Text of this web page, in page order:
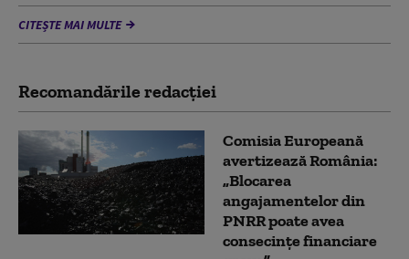
CITEȘTE MAI MULTE
Recomandările redacţiei
Comisia Europeană
avertizează România:
„Blocarea
angajamentelor din
PNRR poate avea
consecințe financiare